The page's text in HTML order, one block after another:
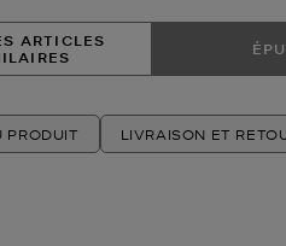
ARTICLES
PRODUIT LIVRAISON ET